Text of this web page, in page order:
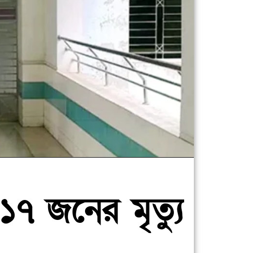
জনের মৃত্যু